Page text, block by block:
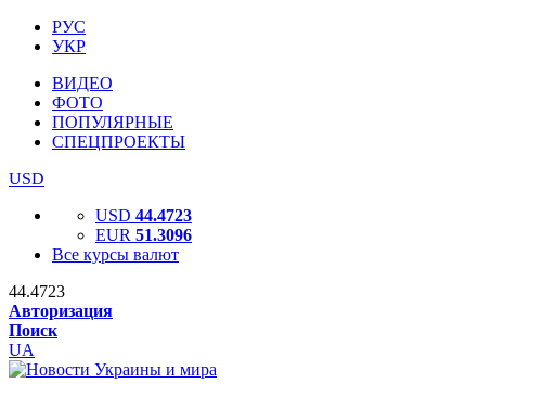
РУС
УКР
ВИДЕО
ФОТО
ПОПУЛЯРНЫЕ
СПЕЦПРОЕКТЫ
USD
USD 44.4723
EUR 51.3096
Все курсы валют
44.4723
Авторизация
Поиск
UA